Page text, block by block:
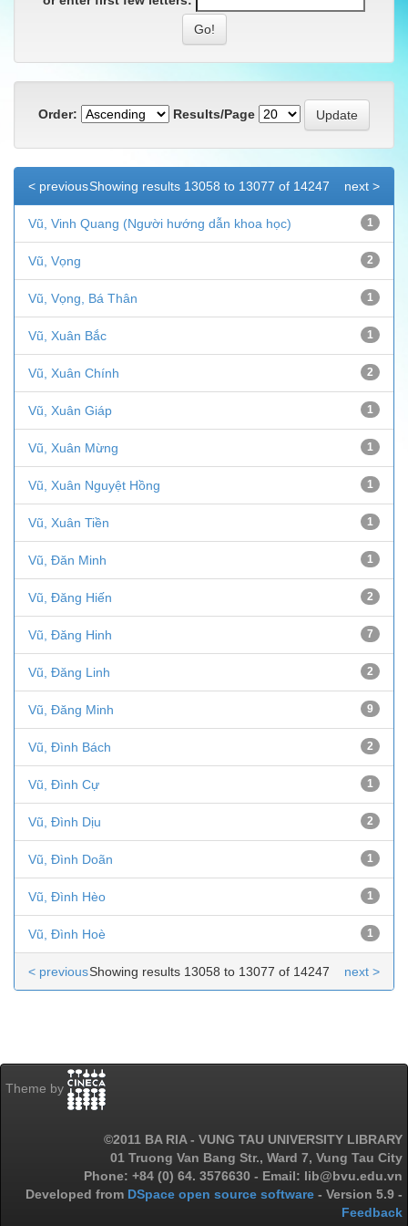
Order: Results/Page
Showing results 13058 to 13077 of 14247
< previous next >
Vũ, Vinh Quang (Người hướng dẫn khoa học) 1
Vũ, Vọng 2
Vũ, Vọng, Bá Thân 1
Vũ, Xuân Bắc 1
Vũ, Xuân Chính 2
Vũ, Xuân Giáp 1
Vũ, Xuân Mừng 1
Vũ, Xuân Nguyệt Hồng 1
Vũ, Xuân Tiền 1
Vũ, Đăn Minh 1
Vũ, Đăng Hiến 2
Vũ, Đăng Hinh 7
Vũ, Đăng Linh 2
Vũ, Đăng Minh 9
Vũ, Đình Bách 2
Vũ, Đình Cự 1
Vũ, Đình Dịu 2
Vũ, Đình Doãn 1
Vũ, Đình Hèo 1
Vũ, Đình Hoè 1
Showing results 13058 to 13077 of 14247
< previous next >
Theme by
©2011 BA RIA - VUNG TAU UNIVERSITY LIBRARY
01 Truong Van Bang Str., Ward 7, Vung Tau City
Phone: +84 (0) 64. 3576630 - Email: lib@bvu.edu.vn
Developed from DSpace open source software - Version 5.9 -
Feedback